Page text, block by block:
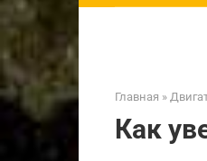
Главная »
Как